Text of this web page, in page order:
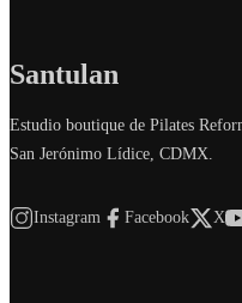
Santulan
Estudio boutique de Pilates
San Jerónimo Lídice, CDMX.
Instagram Facebook X